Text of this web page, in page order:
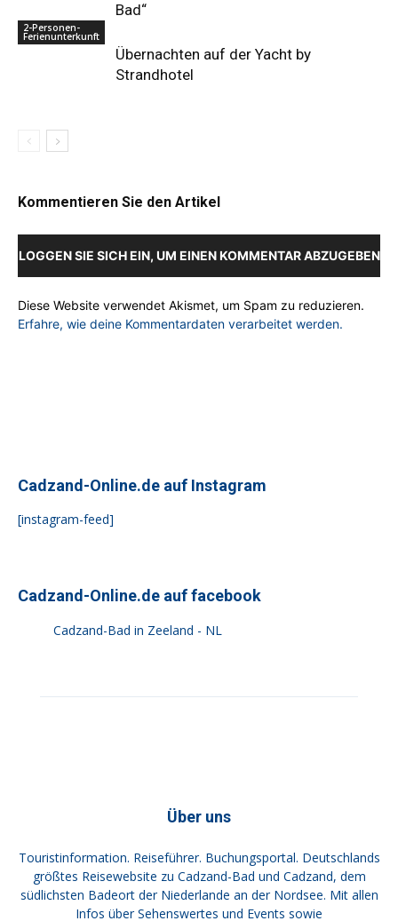
Bad“
2-Personen-
Ferienunterkunft
Übernachten auf der Yacht by
Strandhotel
Kommentieren Sie den Artikel
LOGGEN SIE SICH EIN, UM EINEN KOMMENTAR ABZUGEBEN
Diese Website verwendet Akismet, um Spam zu reduzieren.
Erfahre, wie deine Kommentardaten verarbeitet werden.
Cadzand-Online.de auf Instagram
[instagram-feed]
Cadzand-Online.de auf facebook
Cadzand-Bad in Zeeland - NL
Über uns
Touristinformation. Reiseführer. Buchungsportal. Deutschlands
größtes Reisewebsite zu Cadzand-Bad und Cadzand, dem
südlichsten Badeort der Niederlande an der Nordsee. Mit allen
Infos über Sehenswertes und Events sowie